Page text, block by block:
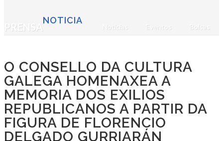
PRENSA Noticias Eventos Bolsas
NOTICIA
O CONSELLO DA CULTURA
GALEGA HOMENAXEA A
MEMORIA DOS EXILIOS
REPUBLICANOS A PARTIR DA
FIGURA DE FLORENCIO
DELGADO GURRIARÁN